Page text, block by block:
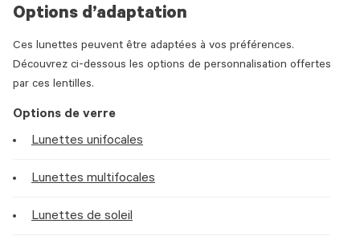
Options d’adaptation
Ces lunettes peuvent être adaptées à vos préférences.
Découvrez ci-dessous les options de personnalisation offertes
par ces lentilles.
Options de verre
Lunettes unifocales
Lunettes multifocales
Lunettes de soleil